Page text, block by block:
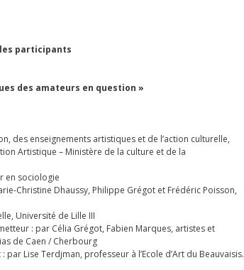
les participants
des amateurs en question »
des enseignements artistiques et de l’action culturelle,
Artistique – Ministère de la culture et de la
en sociologie
Christine Dhaussy, Philippe Grégot et Frédéric Poisson,
Université de Lille III
: par Célia Grégot, Fabien Marques, artistes et
de Caen / Cherbourg
par Lise Terdjman, professeur à l’Ecole d’Art du Beauvaisis.